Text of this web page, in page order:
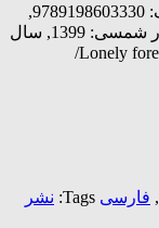
عنوان: جنگل تنها, نویسنده: نیکی میرزایی, شابک: 9789198603330,
اندازه(سانت): ××, تعداد صفحه: 102, سال انتشار شمسی: 1399, سال
, فارسی Tags: نشر